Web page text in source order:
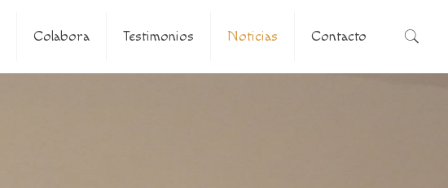
Colabora Testimonios Noticias Contacto